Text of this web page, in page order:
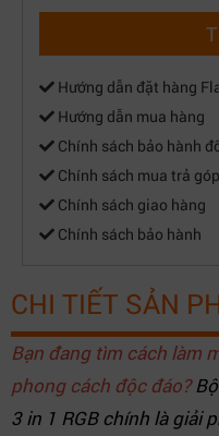
Hướng dẫn đặt hàng
Hướng dẫn mua hàng
Chính sách bảo hành
Chính sách mua trả góp
Chính sách giao hàng
Chính sách bảo hành
CHI TIẾT SẢN
Bạn đang tìm cách làm
phong cách độc đáo?
3 in 1 RGB chính là giải